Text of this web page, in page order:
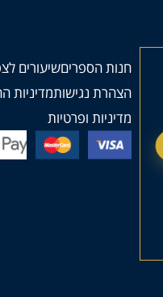
חנות הספריםשיעורים
הצהרת נגישותמדיניות
מדיניות ופרטיות